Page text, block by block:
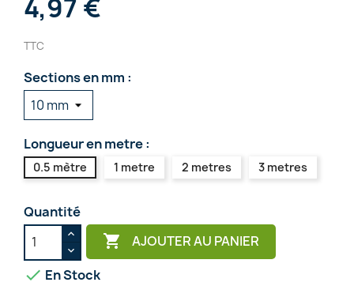
4,97 €
TTC
Sections en mm :
Longueur en metre :
0.5 mètre 1 metre 2 metres 3 metres
Quantité
 AJOUTER AU PANIER
 En Stock